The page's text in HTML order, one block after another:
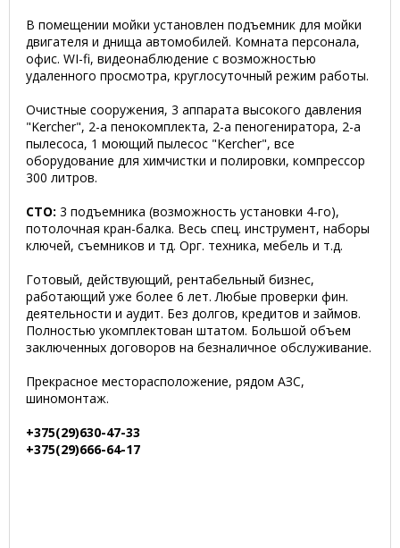
В помещении мойки установлен подъемник для мойки
двигателя и днища автомобилей. Комната персонала,
офис. WI-fi, видеонаблюдение с возможностью
удаленного просмотра, круглосуточный режим работы.
Очистные сооружения, 3 аппарата высокого давления
"Kercher", 2-а пенокомплекта, 2-а пеногениратора, 2-а
пылесоса, 1 моющий пылесос "Kercher", все
оборудование для химчистки и полировки, компрессор
300 литров.
СТО: 3 подъемника (возможность установки 4-го),
потолочная кран-балка. Весь спец. инструмент, наборы
ключей, съемников и тд. Орг. техника, мебель и т.д.
Готовый, действующий, рентабельный бизнес,
работающий уже более 6 лет. Любые проверки фин.
деятельности и аудит. Без долгов, кредитов и займов.
Полностью укомплектован штатом. Большой объем
заключенных договоров на безналичное обслуживание.
Прекрасное месторасположение, рядом АЗС,
шиномонтаж.
+375(29)630-47-33
+375(29)666-64-17